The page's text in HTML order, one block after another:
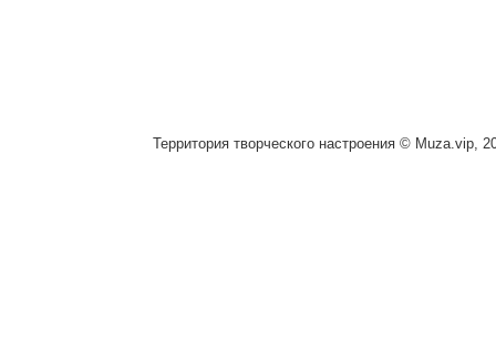
Территория творческого настроения © Muza.vip,